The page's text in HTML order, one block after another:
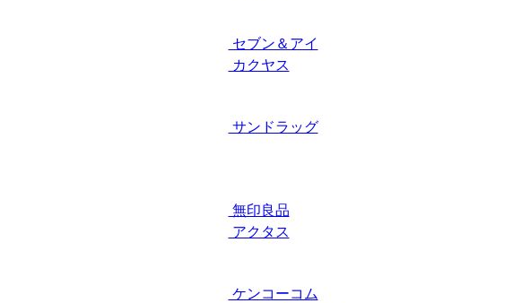
セブン＆アイ
カクヤス
サンドラッグ
無印良品
アクタス
ケンコーコム